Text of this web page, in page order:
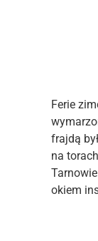
Ferie
frajdą
na
okiem